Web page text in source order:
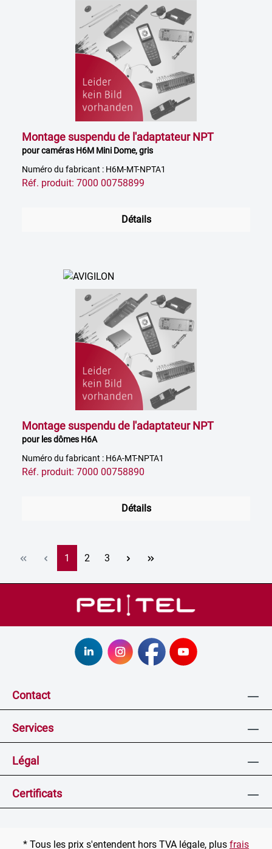
Montage suspendu de l'adaptateur NPT
pour caméras H6M Mini Dome, gris
Numéro du fabricant : H6M-MT-NPTA1
Réf. produit: 7000 00758899
Détails
Montage suspendu de l'adaptateur NPT
pour les dômes H6A
Numéro du fabricant : H6A-MT-NPTA1
Réf. produit: 7000 00758890
Détails
Page
1 Page
2 Page
3
Contact
Services
Légal
Certificats
* Tous les prix s'entendent hors TVA légale, plus frais